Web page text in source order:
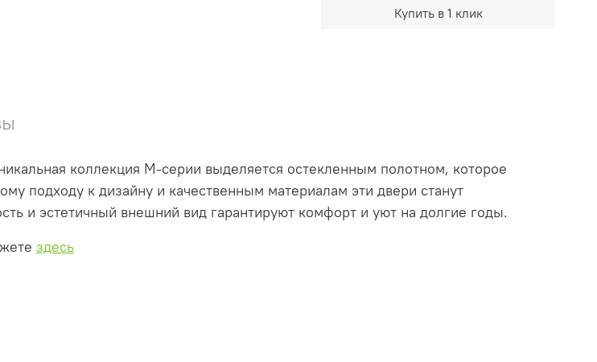
Купить в 1 клик
коллекция М-серии выделяется остекленным полотном, которое
подходу к дизайну и качественным материалам эти двери станут
и эстетичный внешний вид гарантируют комфорт и уют на долгие годы.
здесь